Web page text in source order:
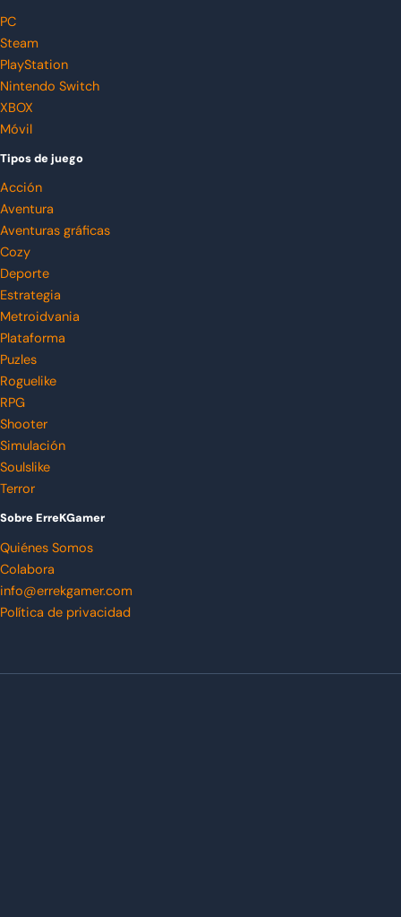
PC
Steam
PlayStation
Nintendo Switch
XBOX
Móvil
Tipos de juego
Acción
Aventura
Aventuras gráficas
Cozy
Deporte
Estrategia
Metroidvania
Plataforma
Puzles
Roguelike
RPG
Shooter
Simulación
Soulslike
Terror
Sobre ErreKGamer
Quiénes Somos
Colabora
info@errekgamer.com
Política de privacidad